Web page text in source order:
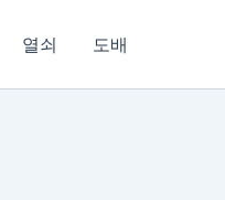
열쇠 도배